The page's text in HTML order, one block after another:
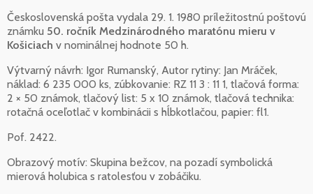
Československá pošta vydala 29. 1. 1980 príležitostnú poštovú
známku 50. ročník Medzinárodného maratónu mieru v
Košiciach v nominálnej hodnote 50 h.
Výtvarný návrh: Igor Rumanský, Autor rytiny: Jan Mráček,
náklad: 6 235 000 ks, zúbkovanie: RZ 11 3 : 11 1, tlačová forma:
2 × 50 známok, tlačový list: 5 x 10 známok, tlačová technika:
rotačná oceľotlač v kombinácii s hĺbkotlačou, papier: fl1.
Pof. 2422.
Obrazový motív: Skupina bežcov, na pozadí symbolická
mierová holubica s ratolesťou v zobáčiku.